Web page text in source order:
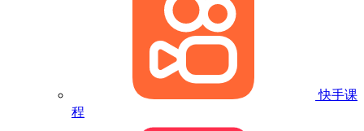
快手课
程